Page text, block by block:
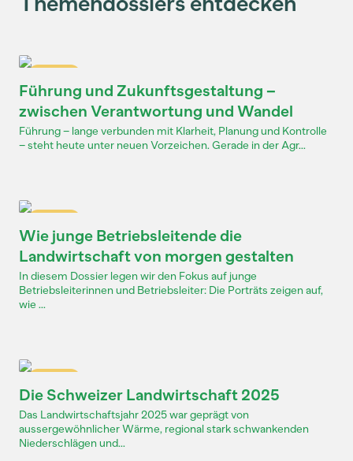
Führung und Zukunftsgestaltung –
zwischen Verantwortung und Wandel
Führung – lange verbunden mit Klarheit, Planung und Kontrolle
– steht heute unter neuen Vorzeichen. Gerade in der Agr...
Wie junge Betriebsleitende die
Landwirtschaft von morgen gestalten
In diesem Dossier legen wir den Fokus auf junge
Betriebsleiterinnen und Betriebsleiter: Die Porträts zeigen auf,
wie ...
Die Schweizer Landwirtschaft 2025
Das Landwirtschaftsjahr 2025 war geprägt von
aussergewöhnlicher Wärme, regional stark schwankenden
Niederschlägen und...